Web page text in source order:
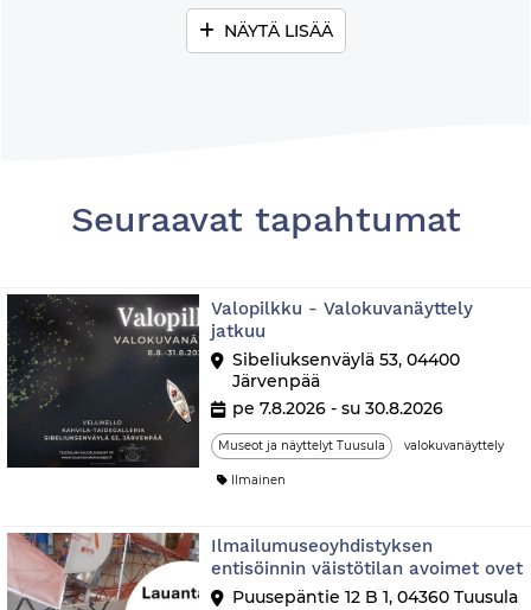
NÄYTÄ LISÄÄ
Seuraavat tapahtumat
Valopilkku - Valokuvanäyttely
jatkuu
Sibeliuksenväylä 53, 04400
Järvenpää
pe 7.8.2026 - su 30.8.2026
Museot ja näyttelyt Tuusula valokuvanäyttely
Ilmainen
Ilmailumuseoyhdistyksen
entisöinnin väistötilan avoimet ovet
Puusepäntie 12 B 1, 04360 Tuusula